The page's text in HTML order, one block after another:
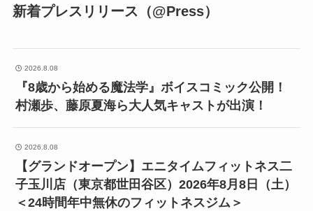
新着プレスリリース（@Press）
2026.8.08
『8歳から始める魔法学』ボイスコミック公開！
村瀬歩、藤原夏海ら大人気キャストが出演！
2026.8.08
【グランドオープン】エニタイムフィットネス二
子玉川店（東京都世田谷区）2026年8月8日（土）
＜24時間年中無休のフィットネスジム＞